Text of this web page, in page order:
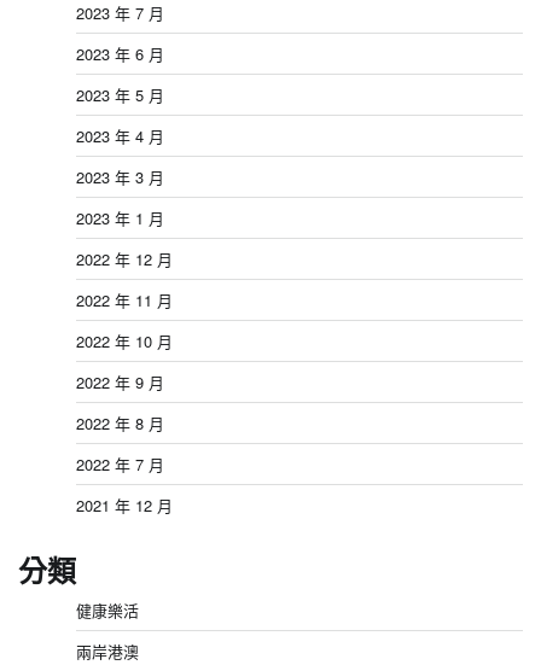
2023 年 7 月
2023 年 6 月
2023 年 5 月
2023 年 4 月
2023 年 3 月
2023 年 1 月
2022 年 12 月
2022 年 11 月
2022 年 10 月
2022 年 9 月
2022 年 8 月
2022 年 7 月
2021 年 12 月
分類
健康樂活
兩岸港澳